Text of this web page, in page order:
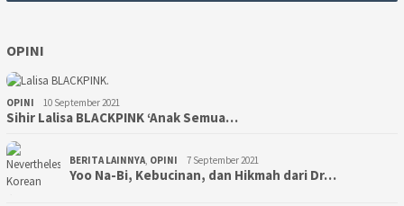
OPINI
OPINI 10 September 2021
Sihir Lalisa BLACKPINK ‘Anak Semua…
BERITA LAINNYA OPINI 7 September 2021
Yoo Na-Bi, Kebucinan, dan Hikmah dari Dr…